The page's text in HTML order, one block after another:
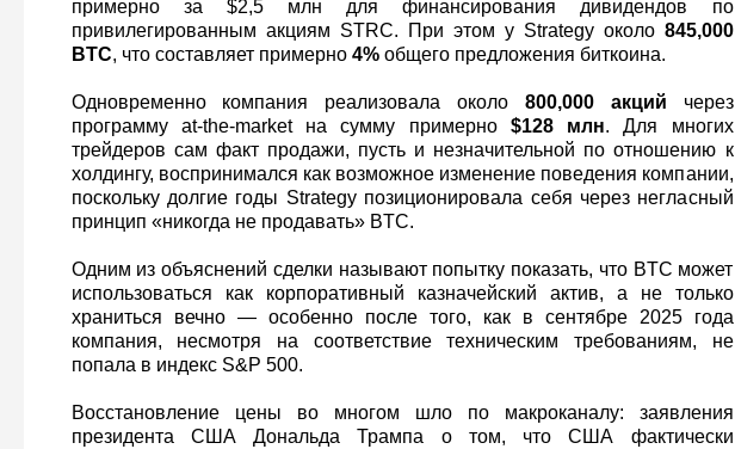
примерно за $2,5 млн для финансирования дивидендов по
привилегированным акциям STRC. При этом у Strategy около 845,000
BTC, что составляет примерно 4%общего предложения биткоина.
Одновременно компания реализовала около 800,000 акций через
программу at-the-market на сумму примерно $128 млн. Для многих
трейдеров сам факт продажи, пусть и незначительной по отношению к
холдингу, воспринимался как возможное изменение поведения компании,
поскольку долгие годы Strategy позиционировала себя через негласный
принцип «никогда не продавать» BTC.
Одним из объяснений сделки называют попытку показать, что BTC может
использоваться как корпоративный казначейский актив, а не только
храниться вечно — особенно после того, как в сентябре 2025 года
компания, несмотря на соответствие техническим требованиям, не
попала в индекс S&P 500.
Восстановление цены во многом шло по макроканалу: заявления
президента США Дональда Трампа о том, что США фактически